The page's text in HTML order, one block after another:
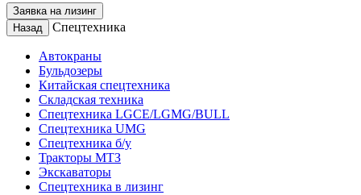
Заявка на лизинг
Назад
Спецтехника
Автокраны
Бульдозеры
Китайская спецтехника
Складская техника
Спецтехника LGCE/LGMG/BULL
Спецтехника UMG
Спецтехника б/у
Тракторы МТЗ
Экскаваторы
Спецтехника в лизинг